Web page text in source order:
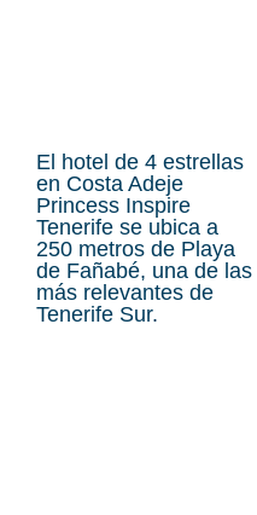
El hotel de 4 estrellas
en Costa Adeje
Princess Inspire
Tenerife se ubica a
250 metros de Playa
de Fañabé, una de las
más relevantes de
Tenerife Sur.